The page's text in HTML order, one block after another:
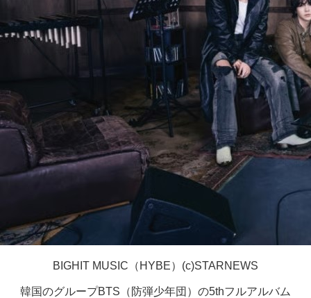
BIGHIT MUSIC（HYBE）(c)STARNEWS
韓国のグループBTS（防弾少年団）の5thフルアルバム